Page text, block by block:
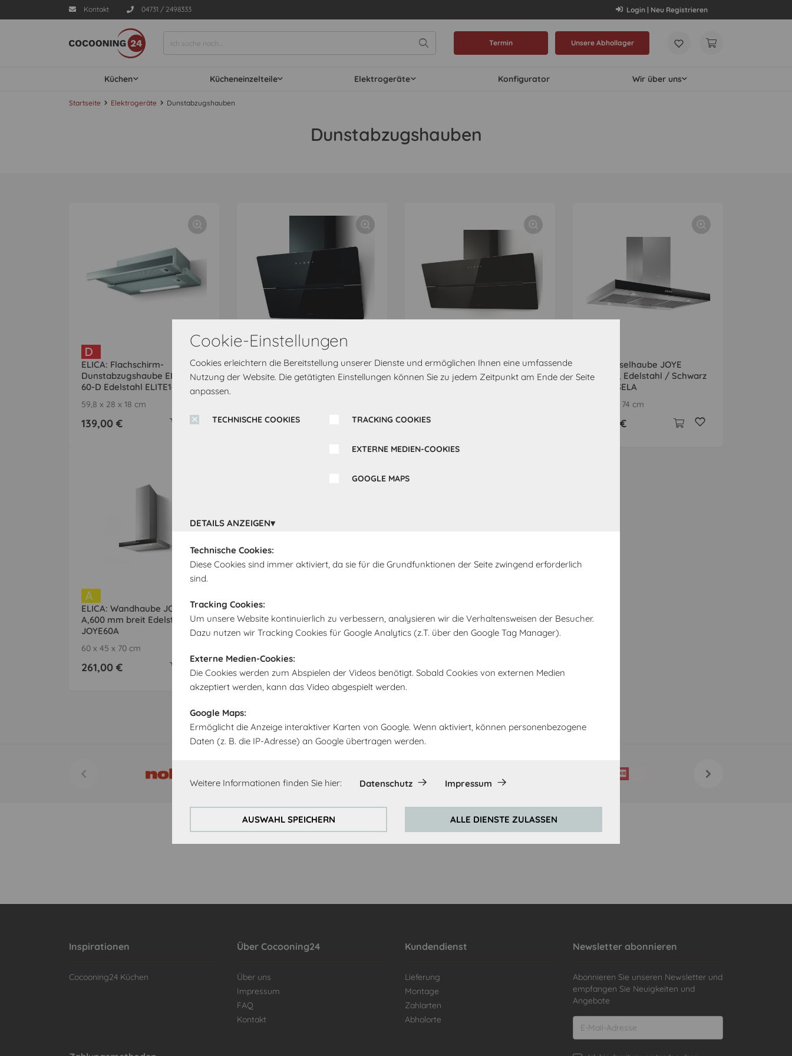
Cookie-Einstellungen
Cookies erleichtern die Bereitstellung unserer Dienste und ermöglichen Ihnen eine umfassende
Nutzung der Website. Die getätigten Einstellungen können Sie zu jedem Zeitpunkt am Ende der Seite
anpassen.
TECHNISCHE COOKIES TRACKING COOKIES
EXTERNE MEDIEN-COOKIES
GOOGLE MAPS
DETAILS ANZEIGEN
Technische Cookies:
Diese Cookies sind immer aktiviert, da sie für die Grundfunktionen der Seite zwingend erforderlich
sind.
Tracking Cookies:
Um unsere Website kontinuierlich zu verbessern, analysieren wir die Verhaltensweisen der Besucher.
Dazu nutzen wir Tracking Cookies für Google Analytics (z.T. über den Google Tag Manager).
Externe Medien-Cookies:
Die Cookies werden zum Abspielen der Videos benötigt. Sobald Cookies von externen Medien
akzeptiert werden, kann das Video abgespielt werden.
Google Maps:
Ermöglicht die Anzeige interaktiver Karten von Google. Wenn aktiviert, können personenbezogene
Daten (z. B. die IP-Adresse) an Google übertragen werden.
Weitere Informationen finden Sie hier: Datenschutz Impressum
AUSWAHL SPEICHERN ALLE DIENSTE ZULASSEN
Kontakt 04731 / 2498333 Login | Neu Registrieren
Termin Unsere Abhollager
Küchen Kücheneinzelteile Elektrogeräte Konfigurator Wir über uns
Startseite Elektrogeräte Dunstabzugshauben
Dunstabzugshauben
D
ELICA: Flachschirm-
Dunstabzugshaube ELITE 14
60-D Edelstahl ELITE1460D
59,8 x 28 x 18 cm
139,00 €
B
ELICA Wandhaube WISE60BK,
600 mm breit, schwarz
287,00 €
ELICA Wandhaube WISE90BK,
900 mm breit, schwarz
317,00 €
ELICA Inselhaube JOYE
INSEL-A, Edelstahl / Schwarz
JOYEINSELA
90 x 60 x 74 cm
561,00 €
A
ELICA: Wandhaube JOYE 60-
A,600 mm breit Edelstahl
JOYE60A
60 x 45 x 70 cm
261,00 €
ELICA: Wandhaube JOYE 90-
A,900 mm breit Edelstahl
JOYE90A
292,00 €
Inspirationen
Cocooning24 Küchen
Über Cocooning24
Über uns
Impressum
FAQ
Kontakt
Kundendienst
Lieferung
Montage
Zahlarten
Abholorte
Newsletter abonnieren
Abonnieren Sie unseren Newsletter und
empfangen Sie Neuigkeiten und
Angebote